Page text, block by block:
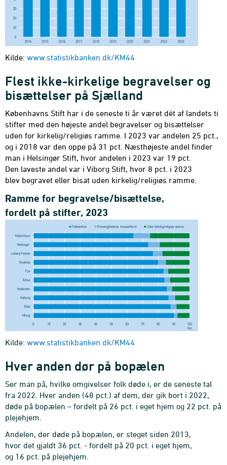
Kilde: www.statistikbanken.dk/KM44
Flest ikke-kirkelige begravelser og
bisættelser på Sjælland
Københavns Stift har i de seneste ti år været dét af landets ti
stifter med den højeste andel begravelser og bisættelser
uden for kirkelig/religiøs ramme. I 2023 var andelen 25 pct.,
og i 2018 var den oppe på 31 pct. Næsthøjeste andel finder
man i Helsingør Stift, hvor andelen i 2023 var 19 pct.
Den laveste andel var i Viborg Stift, hvor 8 pct. i 2023
blev begravet eller bisat uden kirkelig/religiøs ramme.
Ramme for begravelse/bisættelse,
fordelt på stifter, 2023
Kilde: www.statistikbanken.dk/KM44
Hver anden dør på bopælen
Ser man på, hvilke omgivelser folk døde i, er de seneste tal
fra 2022. Hver anden (48 pct.) af dem, der gik bort i 2022,
døde på bopælen – fordelt på 26 pct. i eget hjem og 22 pct. på
plejehjem.
Andelen, der døde på bopælen, er steget siden 2013,
hvor det gjaldt 36 pct. - fordelt på 20 pct. i eget hjem,
og 16 pct. på plejehjem.